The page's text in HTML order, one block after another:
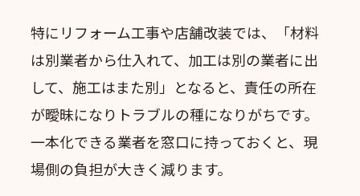
特にリフォーム工事や店舗改装では、「材料
は別業者から仕入れて、加工は別の業者に出
して、施工はまた別」となると、責任の所在
が曖昧になりトラブルの種になりがちです。
一本化できる業者を窓口に持っておくと、現
場側の負担が大きく減ります。